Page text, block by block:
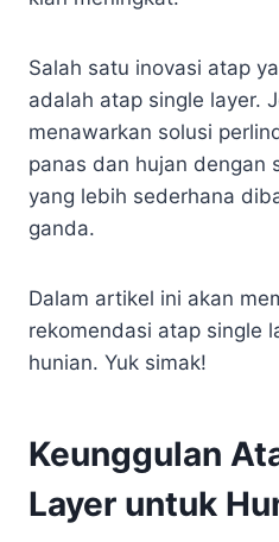
Salah satu inovasi atap
adalah atap single layer.
menawarkan solusi
panas dan hujan dengan
yang lebih sederhana
ganda.
Dalam artikel ini akan
rekomendasi atap single
hunian. Yuk simak!
Keunggulan
Layer untuk